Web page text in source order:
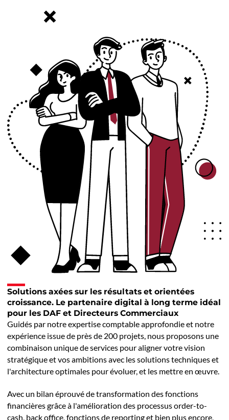
Solutions axées sur les résultats et orientées
croissance. Le partenaire digital à long terme idéal
pour les DAF et Directeurs Commerciaux
Guidés par notre expertise comptable approfondie et notre
expérience issue de près de 200 projets, nous proposons une
combinaison unique de services pour aligner votre vision
stratégique et vos ambitions avec les solutions techniques et
l'architecture optimales pour évoluer, et les mettre en œuvre.
Avec un bilan éprouvé de transformation des fonctions
financières grâce à l'amélioration des processus order-to-
cash, back office, fonctions de reporting et bien plus encore,